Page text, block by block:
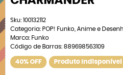
Sku: 100132112
Categoria: POP! Funko Anime e
Marca: Funko
Código de Barras: 889698563109
40% OFF Produto Indisponível